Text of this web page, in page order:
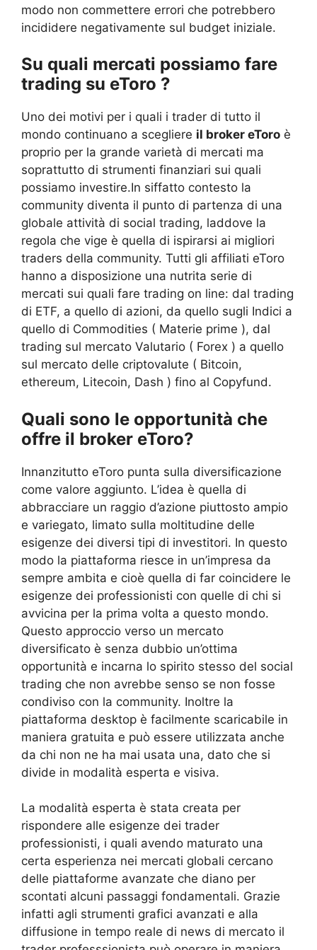
modo non commettere errori che potrebbero
incididere negativamente sul budget iniziale.
Su quali mercati possiamo fare
trading su eToro ?
Uno dei motivi per i quali i trader di tutto il
mondo continuano a scegliere il broker eToro è
proprio per la grande varietà di mercati ma
soprattutto di strumenti finanziari sui quali
possiamo investire.In siffatto contesto la
community diventa il punto di partenza di una
globale attività di social trading, laddove la
regola che vige è quella di ispirarsi ai migliori
traders della community. Tutti gli affiliati eToro
hanno a disposizione una nutrita serie di
mercati sui quali fare trading on line: dal trading
di ETF, a quello di azioni, da quello sugli Indici a
quello di Commodities ( Materie prime ), dal
trading sul mercato Valutario ( Forex ) a quello
sul mercato delle criptovalute ( Bitcoin,
ethereum, Litecoin, Dash ) fino al Copyfund.
Quali sono le opportunità che
offre il broker eToro?
Innanzitutto eToro punta sulla diversificazione
come valore aggiunto. L’idea è quella di
abbracciare un raggio d’azione piuttosto ampio
e variegato, limato sulla moltitudine delle
esigenze dei diversi tipi di investitori. In questo
modo la piattaforma riesce in un’impresa da
sempre ambita e cioè quella di far coincidere le
esigenze dei professionisti con quelle di chi si
avvicina per la prima volta a questo mondo.
Questo approccio verso un mercato
diversificato è senza dubbio un’ottima
opportunità e incarna lo spirito stesso del social
trading che non avrebbe senso se non fosse
condiviso con la community. Inoltre la
piattaforma desktop è facilmente scaricabile in
maniera gratuita e può essere utilizzata anche
da chi non ne ha mai usata una, dato che si
divide in modalità esperta e visiva.
La modalità esperta è stata creata per
rispondere alle esigenze dei trader
professionisti, i quali avendo maturato una
certa esperienza nei mercati globali cercano
delle piattaforme avanzate che diano per
scontati alcuni passaggi fondamentali. Grazie
infatti agli strumenti grafici avanzati e alla
diffusione in tempo reale di news di mercato il